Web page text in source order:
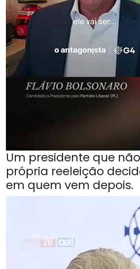
Um presidente que
própria reeleição
em quem vem depois.